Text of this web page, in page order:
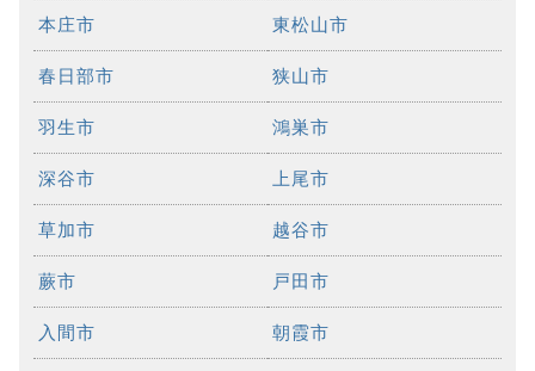
本庄市 東松山市
春日部市 狭山市
羽生市 鴻巣市
深谷市 上尾市
草加市 越谷市
蕨市 戸田市
入間市 朝霞市